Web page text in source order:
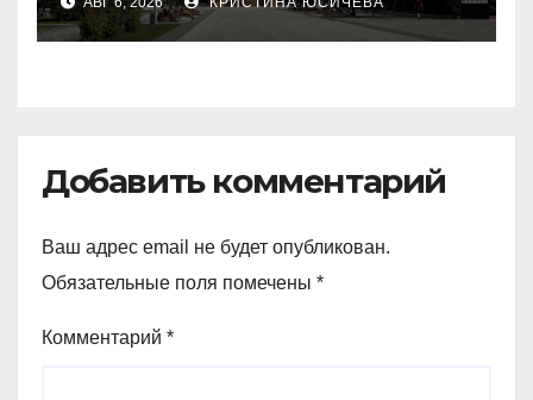
Петропавловске
Добавить комментарий
Ваш адрес email не будет опубликован.
Обязательные поля помечены *
Комментарий *